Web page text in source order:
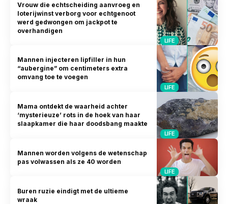
LIFE
Vrouw die echtscheiding aanvroeg en
loterijwinst verborg voor echtgenoot
werd gedwongen om jackpot te
overhandigen
LIFE
Mannen injecteren lipfiller in hun
“aubergine” om centimeters extra
omvang toe te voegen
LIFE
Mama ontdekt de waarheid achter
‘mysterieuze’ rots in de hoek van haar
slaapkamer die haar doodsbang maakte
LIFE
Mannen worden volgens de wetenschap
pas volwassen als ze 40 worden
Buren ruzie eindigt met de ultieme
wraak